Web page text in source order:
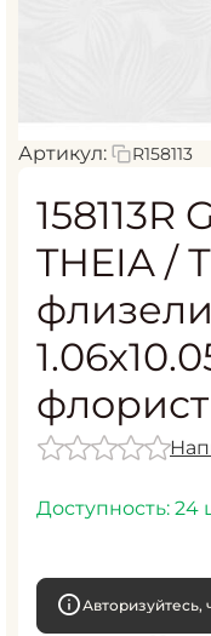
Артикул: R158113
158113R
THEIA /
Доступность: 24
Авторизуйтесь,